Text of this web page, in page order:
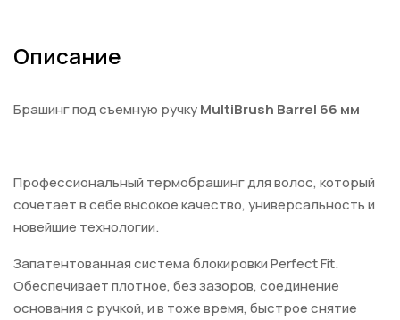
Описание
Брашинг под съемную ручкуMultiBrush Barrel 66 мм
Профессиональный термобрашинг для волос, который
сочетает в себе высокое качество, универсальность и
новейшие технологии.
Запатентованная система блокировки Perfect Fit.
Обеспечивает плотное, без зазоров, соединение
основания с ручкой, и в тоже время, быстрое снятие